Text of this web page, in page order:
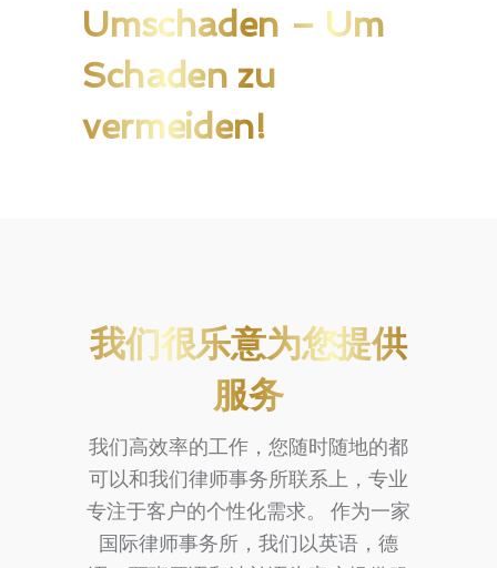
Umschaden – Um
Schaden zu
vermeiden!
我们很乐意为您提供
服务
我们高效率的工作，您随时随地的都
可以和我们律师事务所联系上，专业
专注于客户的个性化需求。 作为一家
国际律师事务所，我们以英语，德